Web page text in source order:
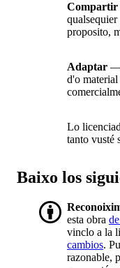
Compartir
proposito,
Adaptar —
d'o
Lo
tanto vusté
Baixo los
esta obra
vinclo a la
cambios.
razonable,